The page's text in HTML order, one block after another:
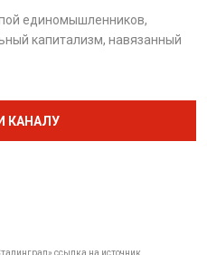
единомышленников,
капитализм, навязанный
КАНАЛУ
ссылка на источник